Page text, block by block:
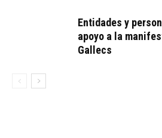
Entidades y
apoyo a la
Gallecs